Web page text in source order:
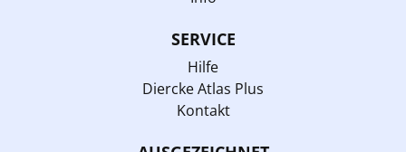
SERVICE
Hilfe
Diercke Atlas Plus
Kontakt